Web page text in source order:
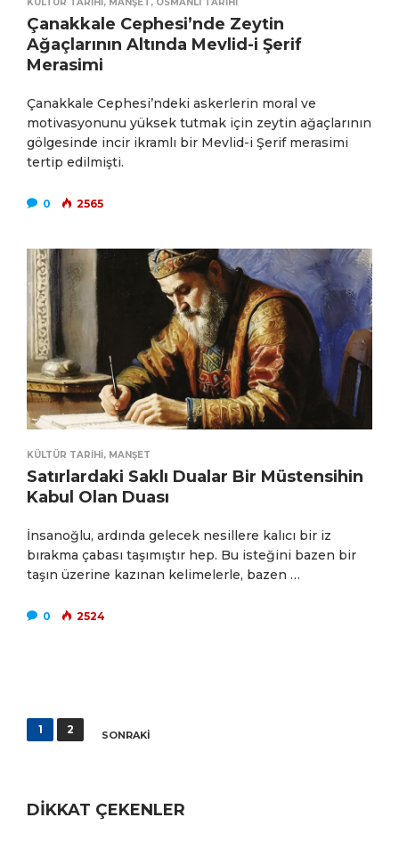
KÜLTÜR TARIHI, MANŞET, OSMANLI TARIHI
Çanakkale Cephesi’nde Zeytin
Ağaçlarının Altında Mevlid-i Şerif
Merasimi
Çanakkale Cephesi’ndeki askerlerin moral ve
motivasyonunu yüksek tutmak için zeytin ağaçlarının
gölgesinde incir ikramlı bir Mevlid-i Şerif merasimi
tertip edilmişti.
0 2565
KÜLTÜR TARIHI, MANŞET
Satırlardaki Saklı Dualar Bir Müstensihin
Kabul Olan Duası
İnsanoğlu, ardında gelecek nesillere kalıcı bir iz
bırakma çabası taşımıştır hep. Bu isteğini bazen bir
taşın üzerine kazınan kelimelerle, bazen …
0 2524
Yazı
1 2 SONRAKI
DİKKAT ÇEKENLER